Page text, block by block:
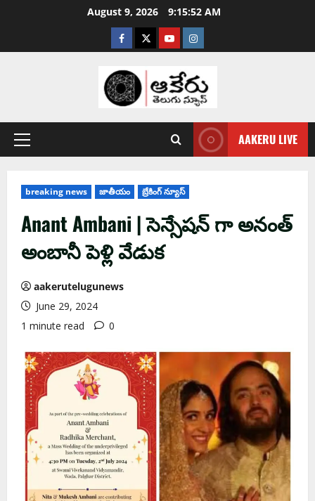
August 9, 2026 9:15:53 AM
AAKERU LIVE
breaking news జాతీయం బ్రేకింగ్ న్యూస్
Anant Ambani | సెన్సేష‌న్ గా అనంత్
అంబానీ పెళ్లి వేడుక‌
aakerutelugunews
June 29, 2024
1 minute read
0